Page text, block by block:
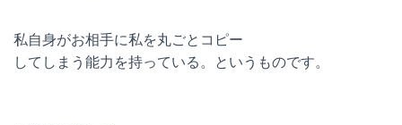
私自身がお相手に私を丸ごとコピー
してしまう能力を持っている。というものです。